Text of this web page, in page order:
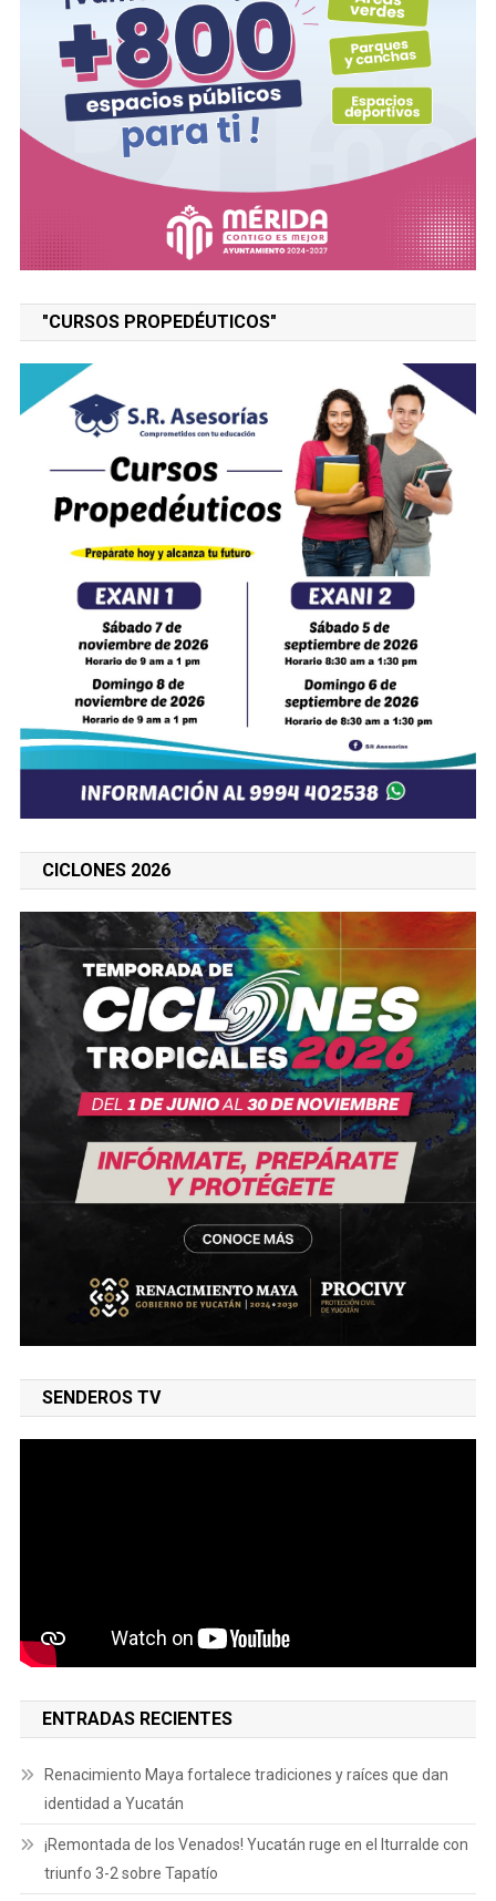
"CURSOS PROPEDÉUTICOS"
CICLONES 2026
SENDEROS TV
ENTRADAS RECIENTES
Renacimiento Maya fortalece tradiciones y raíces que dan
identidad a Yucatán
¡Remontada de los Venados! Yucatán ruge en el Iturralde con
triunfo 3-2 sobre Tapatío